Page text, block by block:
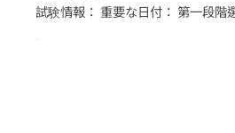
試験情報： 重要な日付： 第一段階